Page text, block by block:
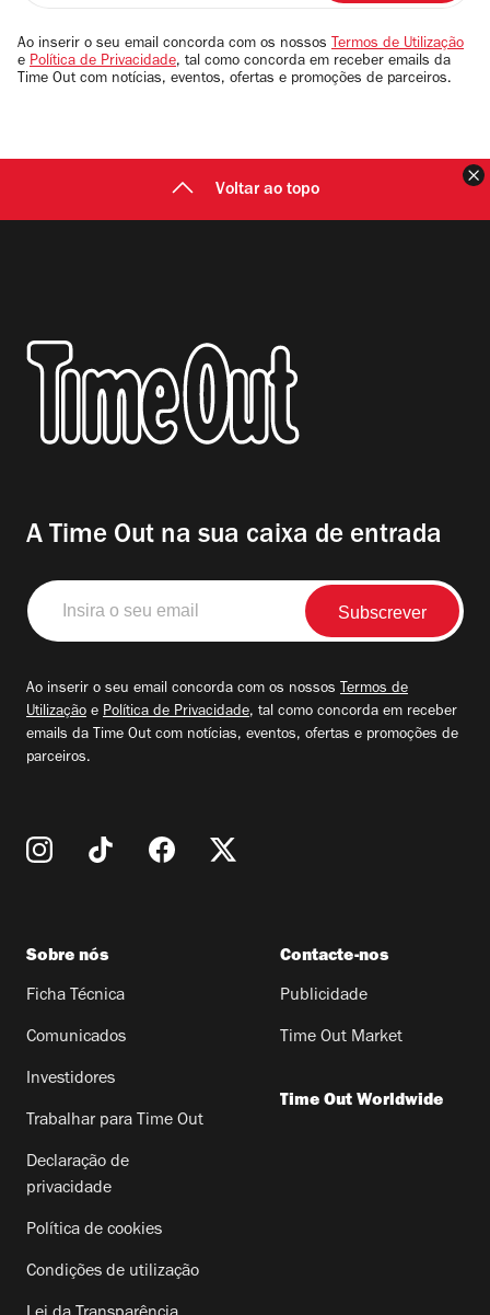
email
Ao inserir o seu email concorda com os nossos Termos de Utilização
e Política de Privacidade, tal como concorda em receber emails da
Time Out com notícias, eventos, ofertas e promoções de parceiros.
Voltar ao topo
A Time Out na sua caixa de entrada
Insira
o
seu
Ao inserir o seu email concorda com os nossos Termos de
Utilização e Política de Privacidade, tal como concorda em receber
emails da Time Out com notícias, eventos, ofertas e promoções de
parceiros.
Sobre nós
Ficha Técnica
Comunicados
Investidores
Trabalhar para Time Out
Declaração de
privacidade
Política de cookies
Condições de utilização
Contacte-nos
Publicidade
Time Out Market
Time Out Worldwide